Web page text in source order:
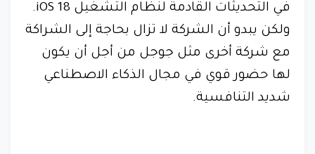
في التحديثات القادمة لنظام التشغيل iOS 18.
ولكن يبدو أن الشركة لا تزال بحاجة إلى الشراكة
مع شركة أخرى مثل جوجل من أجل أن يكون
لها حضور قوي في مجال الذكاء الاصطناعي
شديد التنافسية.